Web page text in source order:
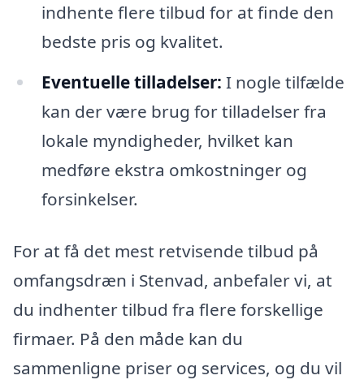
indhente flere tilbud for at finde den
bedste pris og kvalitet.
Eventuelle tilladelser: I nogle tilfælde
kan der være brug for tilladelser fra
lokale myndigheder, hvilket kan
medføre ekstra omkostninger og
forsinkelser.
For at få det mest retvisende tilbud på
omfangsdræn i Stenvad, anbefaler vi, at
du indhenter tilbud fra flere forskellige
firmaer. På den måde kan du
sammenligne priser og services, og du vil